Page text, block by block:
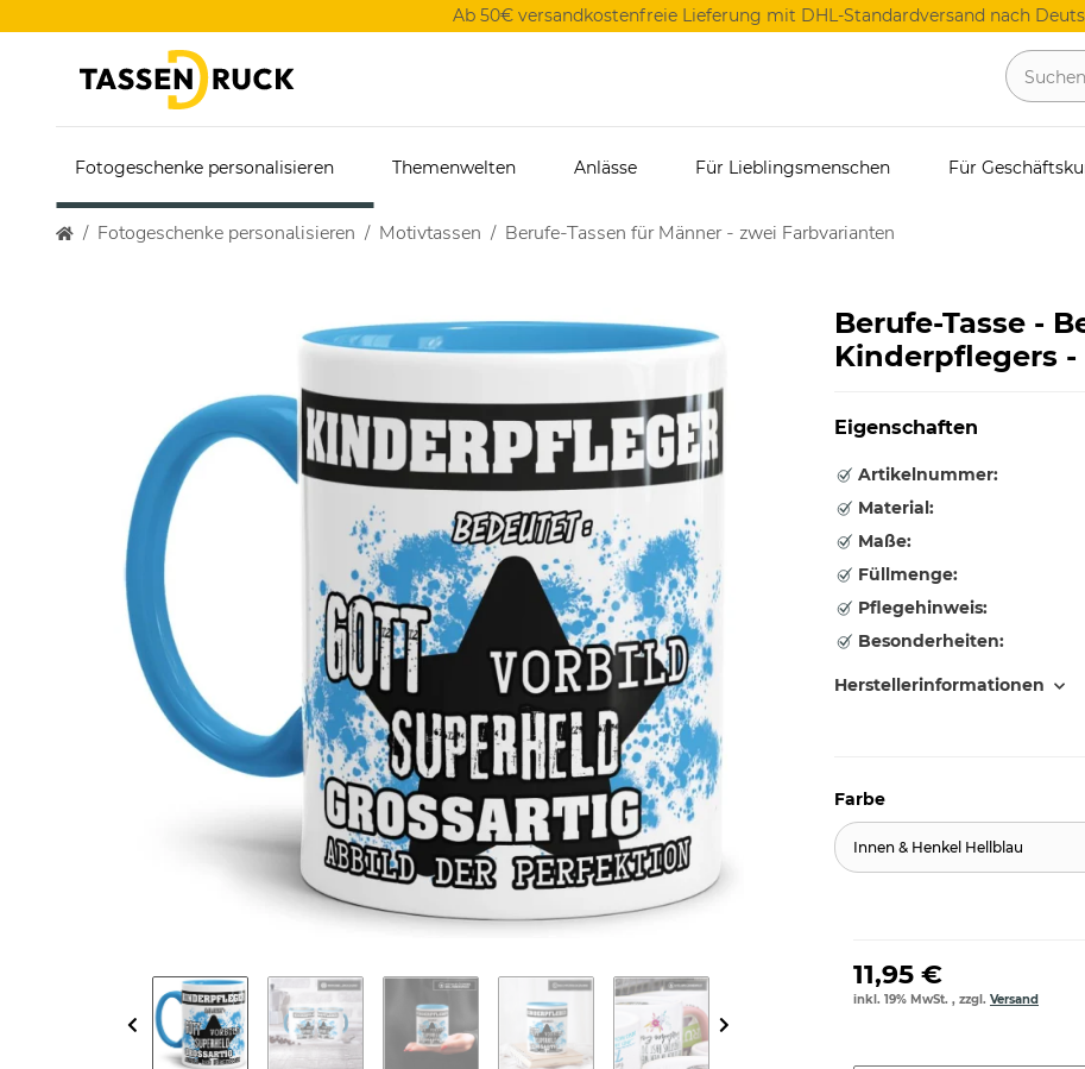
Ab 50€ versandkostenfreie Lieferung mit DHL-Standardversand nach
Fotogeschenke personalisieren Themenwelten Anlässe Für Lieblingsmenschen Für
Fotogeschenke personalisieren Motivtassen Berufe-Tassen für Männer - zwei Farbvarianten
Berufe-Tasse -
Kinderpflegers -
Eigenschaften
Artikelnummer:
Material:
Maße:
Füllmenge:
Pflegehinweis:
Besonderheiten:
Herstellerinformationen
Farbe
Innen & Henkel Hellblau
11,95 €
inkl. 19% MwSt. , zzgl. Versand